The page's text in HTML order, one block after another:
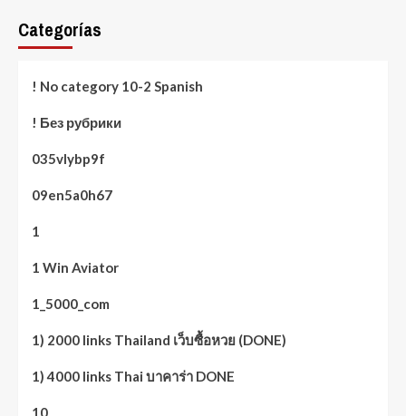
Categorías
! No category 10-2 Spanish
! Без рубрики
035vlybp9f
09en5a0h67
1
1 Win Aviator
1_5000_com
1) 2000 links Thailand เว็บซื้อหวย (DONE)
1) 4000 links Thai บาคาร่า DONE
10